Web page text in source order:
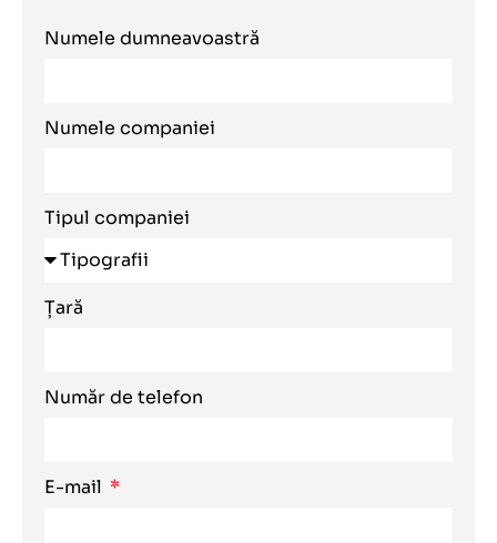
Numele dumneavoastră
Numele companiei
Tipul companiei
Țară
Număr de telefon
E-mail